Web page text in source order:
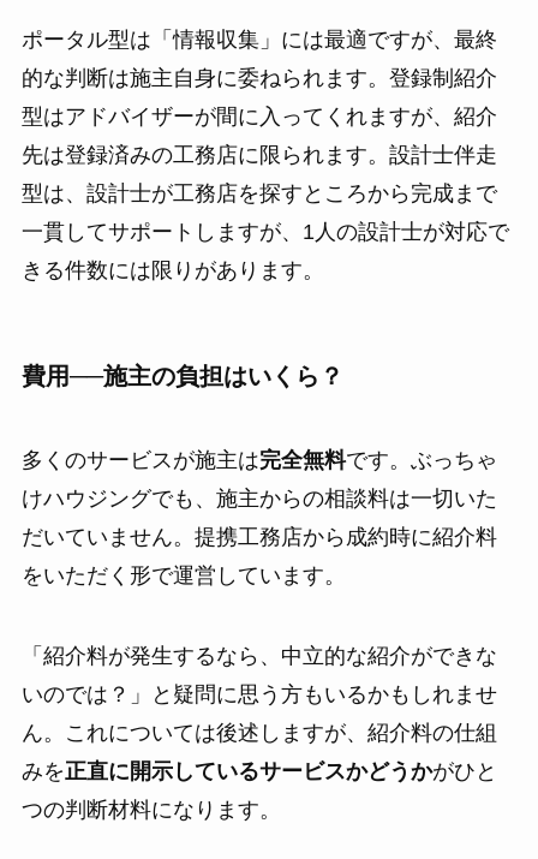
ポータル型は「情報収集」には最適ですが、最終
的な判断は施主自身に委ねられます。登録制紹介
型はアドバイザーが間に入ってくれますが、紹介
先は登録済みの工務店に限られます。設計士伴走
型は、設計士が工務店を探すところから完成まで
一貫してサポートしますが、1人の設計士が対応で
きる件数には限りがあります。
費用──施主の負担はいくら？
多くのサービスが施主は完全無料です。ぶっちゃ
けハウジングでも、施主からの相談料は一切いた
だいていません。提携工務店から成約時に紹介料
をいただく形で運営しています。
「紹介料が発生するなら、中立的な紹介ができな
いのでは？」と疑問に思う方もいるかもしれませ
ん。これについては後述しますが、紹介料の仕組
みを正直に開示しているサービスかどうかがひと
つの判断材料になります。